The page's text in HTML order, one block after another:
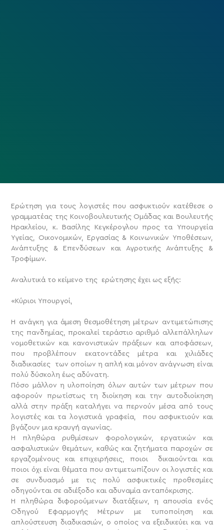
Ερώτηση για τους λογιστές που ασφυκτιούν κατέθεσε ο
γραμματέας της Κοινοβουλευτικής Ομάδας και Βουλευτής
Ηρακλείου, κ. Βασίλης Κεγκέρογλου προς τα Υπουργεία
Υγείας, Οικονομικών, Εργασίας & Κοινωνικών Υποθέσεων,
Ανάπτυξης & Επενδύσεων και Αγροτικής Ανάπτυξης &
Τροφίμων.
Αναλυτικά το κείμενο της ερώτησης έχει ως εξής:
«Κύριοι Υπουργοί,
Η ανάγκη για άμεση θεσμοθέτηση μέτρων αντιμετώπισης
της πανδημίας, προκαλεί τεράστιο αριθμό αλλεπάλληλων
νομοθετικών και κανονιστικών πράξεων και αποφάσεων,
που προβλέπουν εκατοντάδες μέτρα και χιλιάδες
διαδικασίες των οποίων η απλή και μόνον ανάγνωση είναι
πολύ δύσκολη έως αδύνατη.
Πόσο μάλλον η υλοποίηση όλων αυτών των μέτρων που
αφορούν πρωτίστως τη διοίκηση και την αυτοδιοίκηση
αλλά στην πράξη καταλήγει να περνούν μέσα από τους
λογιστές και τα λογιστικά γραφεία, που ασφυκτιούν και
βγάζουν μια κραυγή αγωνίας.
Η πληθώρα ρυθμίσεων φορολογικών, εργατικών και
ασφαλιστικών θεμάτων, καθώς και ζητήματα παροχών σε
εργαζομένους και επιχειρήσεις, ποιοι δικαιούνται και
ποιοι όχι είναι θέματα που αντιμετωπίζουν οι λογιστές και
σε συνδυασμό με τις πολύ ασφυκτικές προθεσμίες
οδηγούνται σε αδιέξοδο και αδυναμία ανταπόκρισης.
Η πληθώρα διφορούμενων διατάξεων, η απουσία ενός
Οδηγού Εφαρμογής Μέτρων με τυποποίηση και
απλούστευση διαδικασιών, ο οποίος να εξειδικεύει και να